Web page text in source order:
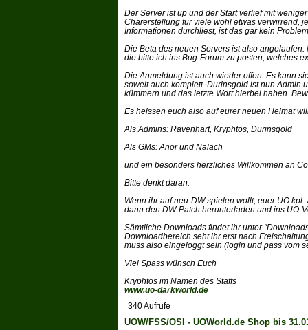
Der Server ist up und der Start verlief mit
Charerstellung für viele wohl etwas verwirrend,
Informationen durchliest, ist das gar kein
Die Beta des neuen Servers ist also
die bitte ich ins Bug-Forum zu posten, welches
Die Anmeldung ist auch wieder offen. Es kann
soweit auch komplett. Durinsgold ist nun Admin
kümmern und das letzte Wort hierbei haben.
Es heissen euch also auf eurer neuen Heimat
Als Admins: Ravenhart, Kryphtos, Durinsgold
Als GMs: Anor und Nalach
und ein besonders herzliches Willkommen an
Bitte denkt daran:
Wenn ihr auf neu-DW spielen wollt, euer UO
dann den DW-Patch herunterladen und ins UO-
Sämtliche Downloads findet ihr unter
Downloadbereich seht ihr erst nach
muss also eingeloggt sein (login und pass vom
Viel Spass wünsch Euch
Kryphtos im Namen des Staffs
www.uo-darkworld.de
340 Aufrufe
UOW/FSS/OSI - UOWorld.de Shop bis